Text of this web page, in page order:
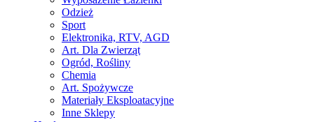
Odzież
Sport
Elektronika, RTV, AGD
Art. Dla Zwierząt
Ogród, Rośliny
Chemia
Art. Spożywcze
Materiały Eksploatacyjne
Inne Sklepy